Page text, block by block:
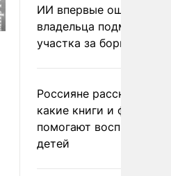
ИИ впервые
владельца
участка за борщевик
Россияне рассказали,
какие книги и фильмы
помогают воспитывать
детей